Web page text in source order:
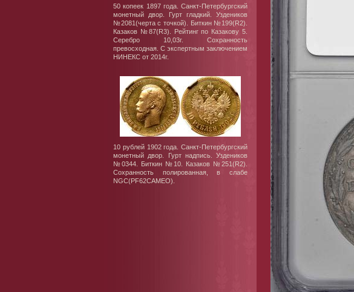
50 копеек 1897 года. Санкт-Петербургский
монетный двор. Гурт гладкий. Уздеников
№2081(черта с точкой). Биткин №199(R2).
Казаков №87(R3). Рейтинг по Казакову 5.
Серебро 10,03г. Сохранность
превосходная. С экспертным заключением
НИНЕКС от 2014г.
10 рублей 1902 года. Санкт-Петербургский
монетный двор. Гурт надпись. Уздеников
№0344. Биткин №10. Казаков №251(R2).
Сохранность полированная, в слабе
NGC(PF62CAMEO).